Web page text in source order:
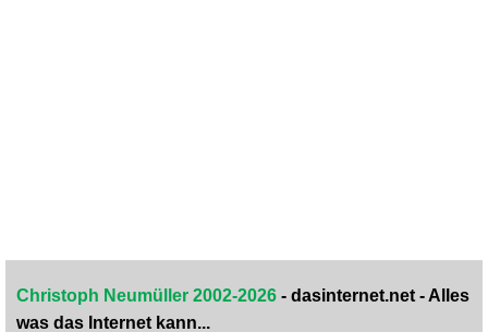
Christoph Neumüller 2002-2026 - dasinternet.net - Alles
was das Internet kann...